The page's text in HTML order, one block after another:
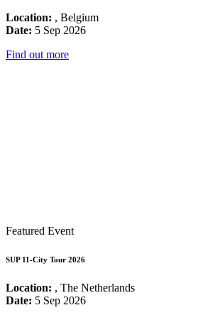
Location: , Belgium
Date: 5 Sep 2026
Find out more
Featured Event
SUP 11-City Tour 2026
Location: , The Netherlands
Date: 5 Sep 2026